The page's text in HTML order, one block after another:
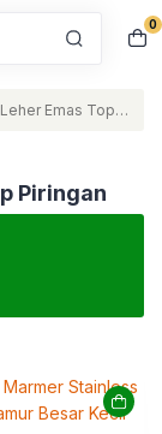
0
Emas Top
Piringan